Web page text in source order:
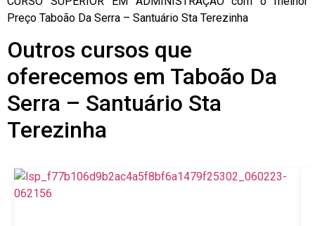
Preço Taboão Da Serra – Santuário Sta Terezinha
Outros cursos que
oferecemos em Taboão Da
Serra – Santuário Sta
Terezinha